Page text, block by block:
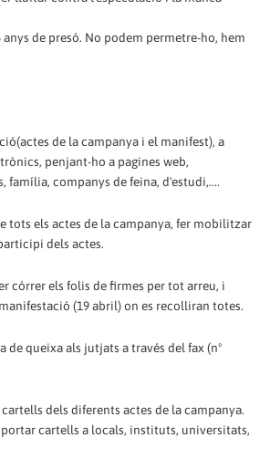
anys de presó. No podem permetre-ho, hem
de la campanya i el manifest), a
penjant-ho a pagines web,
família, companys de feina, d'estudi,....
tots els actes de la campanya, fer mobilitzar
dels actes.
córrer els folis de firmes per tot arreu, i
(19 abril) on es recolliran totes.
de queixa als jutjats a través del fax (nº
dels diferents actes de la campanya.
cartells a locals, instituts, universitats,